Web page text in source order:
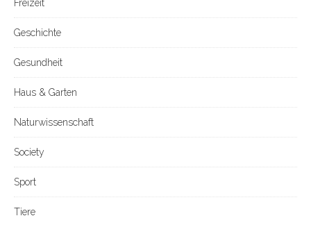
Freizeit
Geschichte
Gesundheit
Haus & Garten
Naturwissenschaft
Society
Sport
Tiere